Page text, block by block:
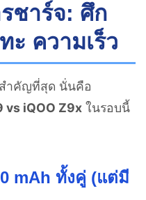
ชาร์จ: ศึก
ะ ความเร็ว
ำคัญที่สุด นั่นคือ
vs iQOO Z9x ในรอบนี้
mAh ทั้งคู่ (แต่มี